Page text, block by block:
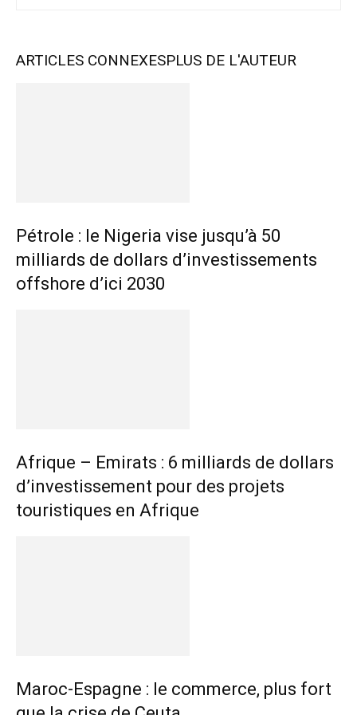
ARTICLES CONNEXESPLUS DE L'AUTEUR
Pétrole : le Nigeria vise jusqu’à 50
milliards de dollars d’investissements
offshore d’ici 2030
Afrique – Emirats : 6 milliards de dollars
d’investissement pour des projets
touristiques en Afrique
Maroc-Espagne : le commerce, plus fort